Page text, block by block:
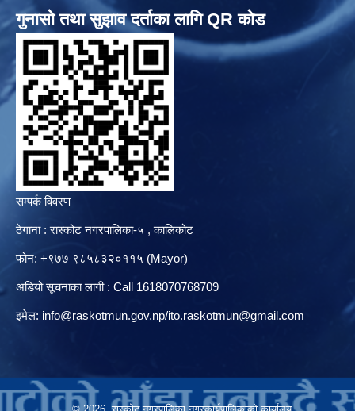
गुनासो तथा सुझाव दर्ताका लागि QR कोड
सम्पर्क विवरण
ठेगाना : रास्कोट नगरपालिका-५ , कालिकोट
फोन: +९७७ ९८५८३२०११५ (Mayor)
अडियो सूचनाका लागी : Call 1618070768709
इमेल: info@raskotmun.gov.np/ito.raskotmun@gmail.com